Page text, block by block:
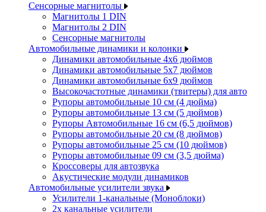
Сенсорные магнитолы
Магнитолы 1 DIN
Магнитолы 2 DIN
Сенсорные магнитолы
Автомобильные динамики и колонки
Динамики автомобильные 4x6 дюймов
Динамики автомобильные 5x7 дюймов
Динамики автомобильные 6x9 дюймов
Высокочастотные динамики (твитеры) для авто
Рупоры автомобильные 10 см (4 дюйма)
Рупоры автомобильные 13 см (5 дюймов)
Рупоры Автомобильные 16 см (6,5 дюймов)
Рупоры автомобильные 20 см (8 дюймов)
Рупоры автомобильные 25 см (10 дюймов)
Рупоры автомобильные 09 см (3,5 дюйма)
Кроссоверы для автозвука
Акустические модули динамиков
Автомобильные усилители звука
Усилители 1-канальные (Моноблоки)
2х канальные усилители